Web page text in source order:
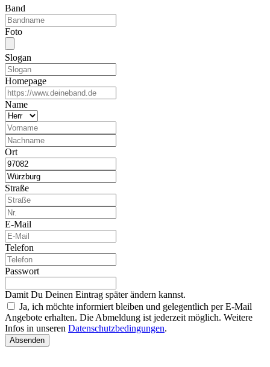
Band
Foto
Slogan
Homepage
Name
Ort
Straße
E-Mail
Telefon
Passwort
Damit Du Deinen Eintrag später ändern kannst.
Ja, ich möchte informiert bleiben und gelegentlich per E-Mail
Angebote erhalten. Die Abmeldung ist jederzeit möglich. Weitere
Infos in unseren Datenschutzbedingungen.
Absenden